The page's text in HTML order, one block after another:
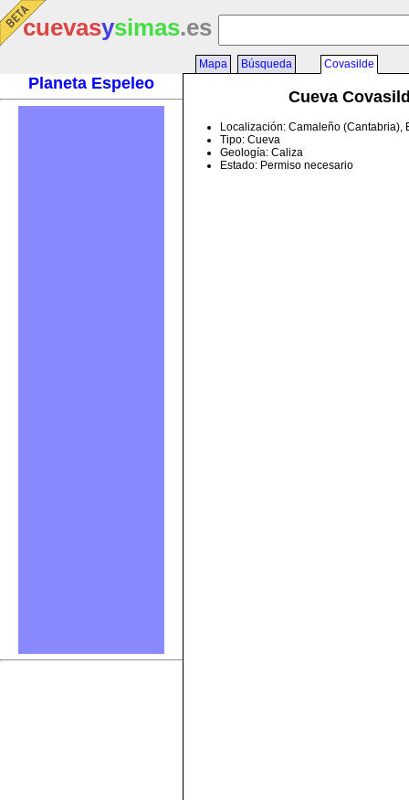
cuevasysimas.es
Planeta Espeleo
Mapa Búsqueda Covasilde
Cueva
Localización: Camaleño (Cantabria),
Tipo: Cueva
Geología: Caliza
Estado: Permiso necesario